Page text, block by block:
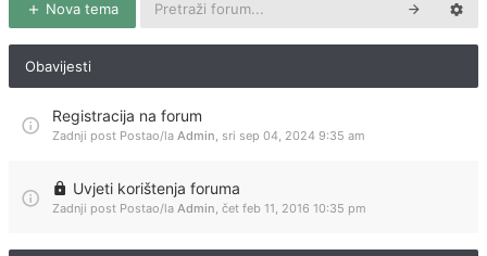
Nova tema
Obavijesti
Registracija na forum
Zadnji post Postao/la Admin, sri sep 04, 2024 9:35 am
Uvjeti korištenja foruma
Zadnji post Postao/la Admin, čet feb 11, 2016 10:35 pm